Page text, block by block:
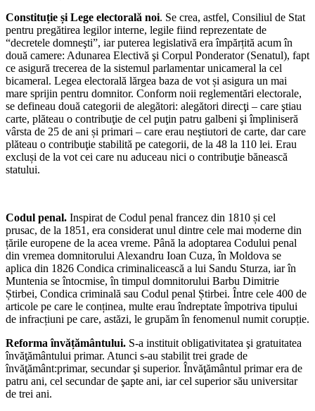
Constituție și Lege electorală noi. Se crea, astfel, Consiliul de Stat
pentru pregătirea legilor interne, legile fiind reprezentate de
“decretele domneşti”, iar puterea legislativă era împărțită acum în
două camere: Adunarea Electivă şi Corpul Ponderator (Senatul), fapt
ce asigură trecerea de la sistemul parlamentar unicameral la cel
bicameral. Legea electorală lărgea baza de vot și asigura un mai
mare sprijin pentru domnitor. Conform noii reglementări electorale,
se defineau două categorii de alegători: alegători direcţi – care ştiau
carte, plăteau o contribuţie de cel puţin patru galbeni şi împliniseră
vârsta de 25 de ani și primari – care erau neştiutori de carte, dar care
plăteau o contribuţie stabilită pe categorii, de la 48 la 110 lei. Erau
excluși de la vot cei care nu aduceau nici o contribuţie bănească
statului.
Codul penal. Inspirat de Codul penal francez din 1810 și cel
prusac, de la 1851, era considerat unul dintre cele mai moderne din
țările europene de la acea vreme. Până la adoptarea Codului penal
din vremea domnitorului Alexandru Ioan Cuza, în Moldova se
aplica din 1826 Condica criminalicească a lui Sandu Sturza, iar în
Muntenia se întocmise, în timpul domnitorului Barbu Dimitrie
Știrbei, Condica criminală sau Codul penal Știrbei. Între cele 400 de
articole pe care le conținea, multe erau îndreptate împotriva tipului
de infracțiuni pe care, astăzi, le grupăm în fenomenul numit corupție.
Reforma învățământului. S-a instituit obligativitatea şi gratuitatea
învăţământului primar. Atunci s-au stabilit trei grade de
învăţământ:primar, secundar şi superior. Învăţământul primar era de
patru ani, cel secundar de şapte ani, iar cel superior său universitar
de trei ani.